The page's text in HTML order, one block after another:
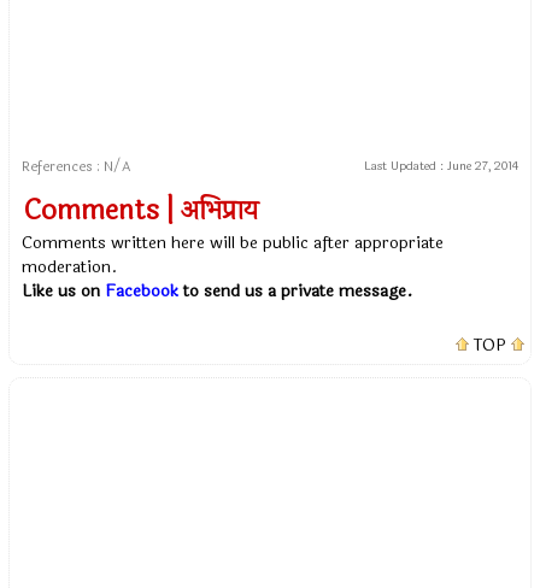
References : N/A Last Updated : June 27, 2014
Comments | अभिप्राय
Comments written here will be public after appropriate
moderation.
Like us on Facebookto send us a private message.
TOP